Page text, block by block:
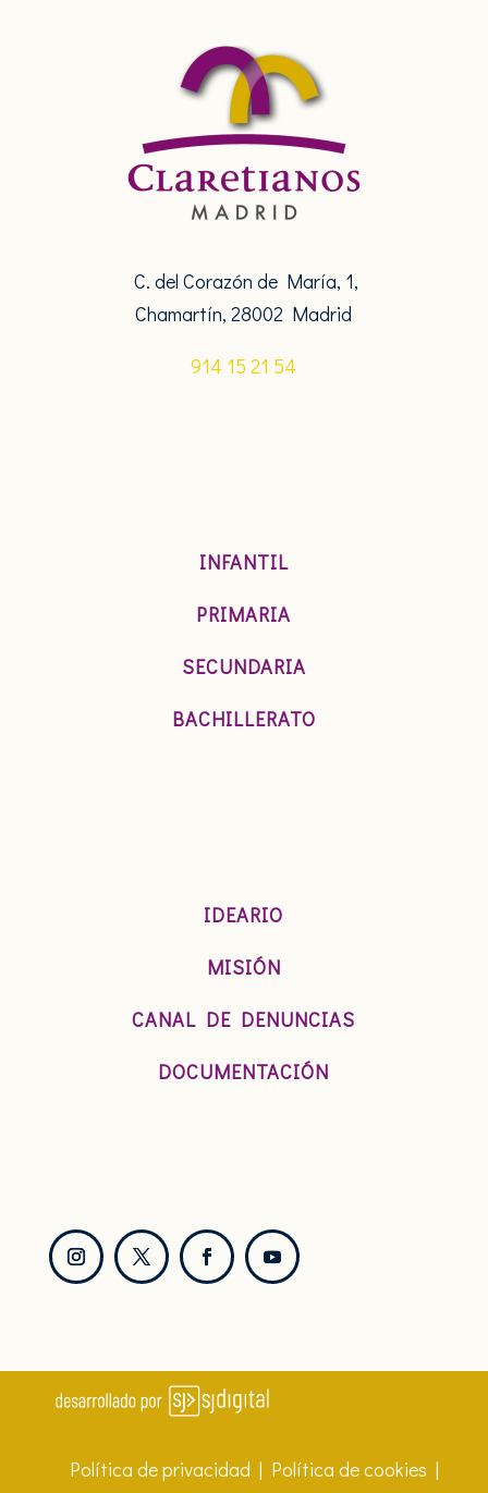
C. del Corazón de María, 1,
Chamartín, 28002 Madrid
914 15 21 54
INFANTIL
PRIMARIA
SECUNDARIA
BACHILLERATO
IDEARIO
MISIÓN
CANAL DE DENUNCIAS
DOCUMENTACIÓN
Política de privacidad | Política de cookies |